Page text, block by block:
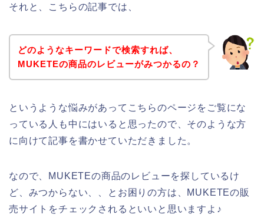
それと、こちらの記事では、
どのようなキーワードで検索すれば、
MUKETEの商品のレビューがみつかるの？
というような悩みがあってこちらのページをご覧にな
っている人も中にはいると思ったので、そのような方
に向けて記事を書かせていただきました。
なので、MUKETEの商品のレビューを探しているけ
ど、みつからない、、とお困りの方は、MUKETEの販
売サイトをチェックされるといいと思いますよ♪